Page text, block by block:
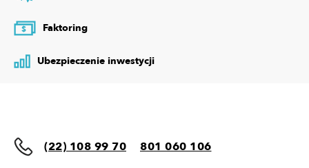
$ Faktoring
Ubezpieczenie inwestycji
(22) 108 99 70 801 060 106